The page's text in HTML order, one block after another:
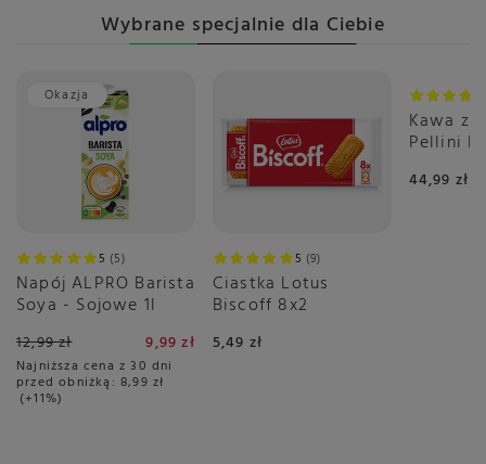
Wybrane specjalnie dla Ciebie
Okazja
5 5
Napój ALPRO Barista
Soya - Sojowe 1l
12,99 zł 9,99 zł
Najniższa cena z 30 dni
przed obniżką: 8,99 zł
+11%
5 9
Ciastka Lotus
Biscoff 8x2
5,49 zł
Kawa
Pellini
44,99 zł